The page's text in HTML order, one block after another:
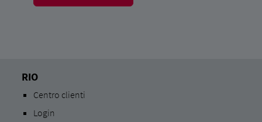
RIO
Centro clienti
Login